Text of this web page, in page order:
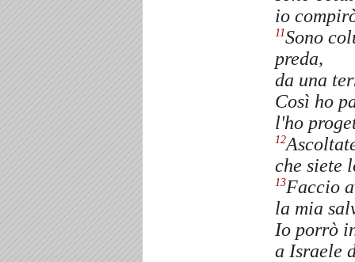
io
11Sono
preda,
da una
Così ho
l'ho
12
che siete
13Faccio
la mia
Io porrò
a Israele